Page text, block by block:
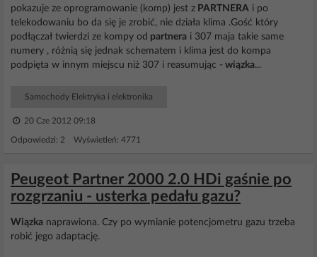
pokazuje ze oprogramowanie (komp) jest z PARTNERA i po
telekodowaniu bo da się je zrobić, nie działa klima .Gość który
podłączał twierdzi ze kompy od partnera i 307 maja takie same
numery , różnią się jednak schematem i klima jest do kompa
podpięta w innym miejscu niż 307 i reasumując - wiązka...
Samochody Elektryka i elektronika
20 Cze 2012 09:18
Odpowiedzi: 2 Wyświetleń: 4771
Peugeot Partner 2000 2.0 HDi gaśnie po
rozgrzaniu - usterka pedału gazu?
Wiązka naprawiona. Czy po wymianie potencjometru gazu trzeba
robić jego adaptację.